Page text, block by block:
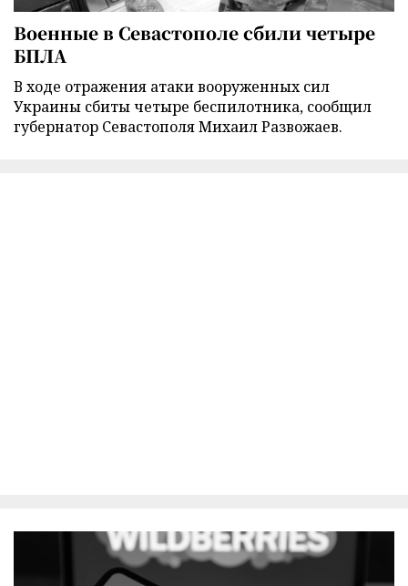
Военные в Севастополе сбили четыре
БПЛА
В ходе отражения атаки вооруженных сил
Украины сбиты четыре беспилотника, сообщил
губернатор Севастополя Михаил Развожаев.